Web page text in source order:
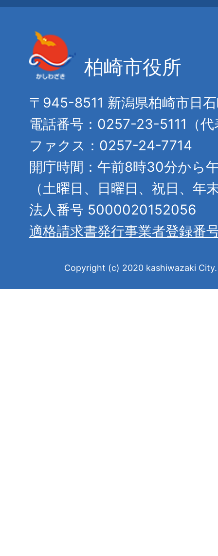
柏崎市役所
〒945-8511 新潟県柏崎市日
電話番号：0257-23-5111（代
ファクス：0257-24-7714
開庁時間：午前8時30分から
（土曜日、日曜日、祝日、年
法人番号 5000020152056
適格請求書発行事業者登録番
Copyright (c) 2020 kashiwazaki